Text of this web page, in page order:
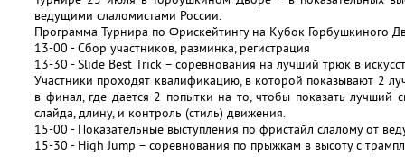
ведущими слаломистами России.
Программа Турнира по Фрискейтингу на Кубок Горбушкиного
13-00 - Сбор участников, разминка, регистрация
13-30 - Slide Best Trick – соревнования на лучший трюк в
Участники проходят квалификацию, в которой показывают 2
в финал, где дается 2 попытки на то, чтобы показать лучший
слайда, длину, и контроль (стиль) движения.
15-00 - Показательные выступления по фристайл слалому от
15-30 - High Jump – соревнования по прыжкам в высоту с